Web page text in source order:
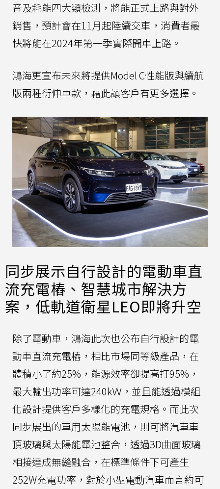
音及耗能四大類檢測，將能正式上路與對外
銷售，預計會在11月起陸續交車，消費者最
快將能在2024年第一季實際開車上路。
鴻海更宣布未來將提供Model C性能版與續航
版兩種衍伸車款，藉此讓客戶有更多選擇。
同步展示自行設計的電動車直
流充電樁、智慧城市解決方
案，低軌道衛星LEO即將升空
除了電動車，鴻海此次也公布自行設計的電
動車直流充電樁，相比市場同等級產品，在
體積小了約25%，能源效率卻提高打95%，
最大輸出功率可達240kＷ，並且能透過模組
化設計提供客戶多樣化的充電規格。而此次
同步展出的車用太陽能電池，則可將汽車車
頂玻璃與太陽能電池整合，透過3D曲面玻璃
相接達成無縫融合，在標準條件下可產生
252W充電功率，對於小型電動汽車而言約可